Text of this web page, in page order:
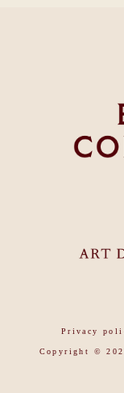
Privacy
Copyright ©